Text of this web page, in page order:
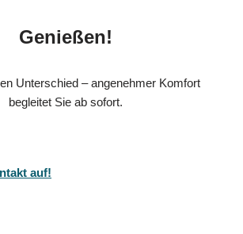
Genießen!
Unterschied – angenehmer Komfort
begleitet Sie ab sofort.
auf!